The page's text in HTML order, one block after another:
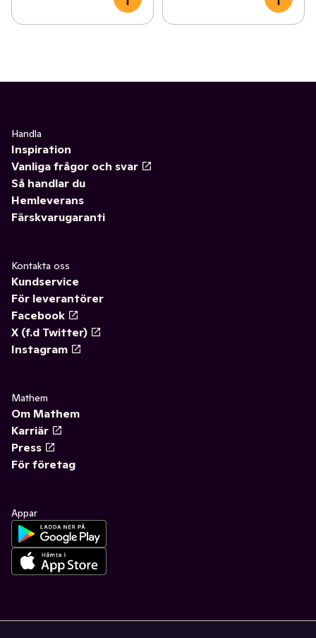
Handla
Inspiration
Vanliga frågor och svar
Så handlar du
Hemleverans
Färskvarugaranti
Kontakta oss
Kundservice
För leverantörer
Facebook
X (f.d Twitter)
Instagram
Mathem
Om Mathem
Karriär
Press
För företag
Appar